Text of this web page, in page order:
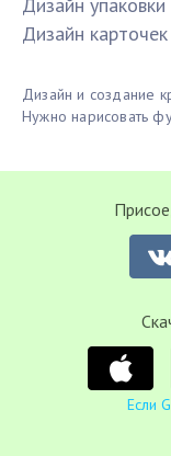
Дизайн
Дизайн
Дизайн и создание
Нужно нарисовать
Если